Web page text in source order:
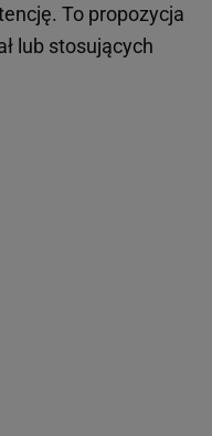
To propozycja
lub stosujących